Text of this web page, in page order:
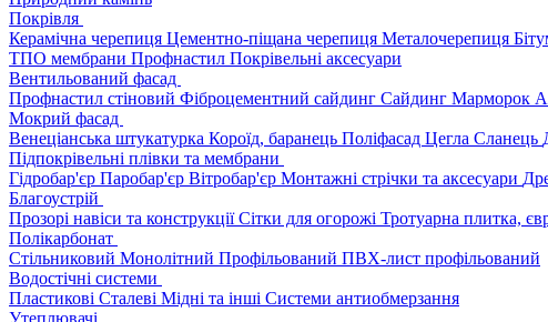
Покрівля
Керамічна черепиця Цементно-піщана черепиця Металочерепиця
ТПО мембрани Профнастил Покрівельні аксесуари
Вентильований фасад
Профнастил стіновий Фіброцементний сайдинг Сайдинг Марморок
Мокрий фасад
Венеціанська штукатурка Короїд, баранець Поліфасад Цегла Сланець
Підпокрівельні плівки та мембрани
Гідробар'єр Паробар'єр Вітробар'єр Монтажні стрічки та аксесуари
Благоустрій
Прозорі навіси та конструкціїСітки для огорожі Тротуарна плитка,
Полікарбонат
Стільниковий Монолітний Профільований ПВХ-лист профільований
Водостічні системи
Пластикові Сталеві Мідні та інші Системи антиобмерзання
Утеплювачі